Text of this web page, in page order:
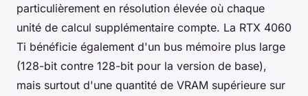
particulièrement en résolution élevée où chaque
unité de calcul supplémentaire compte. La RTX 4060
Ti bénéficie également d'un bus mémoire plus large
(128-bit contre 128-bit pour la version de base),
mais surtout d'une quantité de VRAM supérieure sur